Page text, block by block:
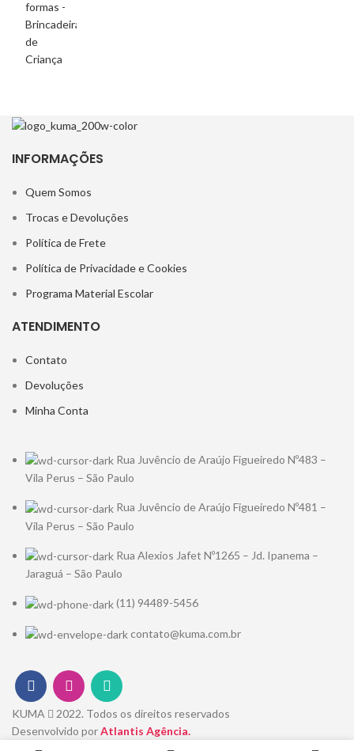
INFORMAÇÕES
Quem Somos
Trocas e Devoluções
Política de Frete
Política de Privacidade e Cookies
Programa Material Escolar
ATENDIMENTO
Contato
Devoluções
Minha Conta
Rua Juvêncio de Araújo Figueiredo Nº483 –
Vila Perus – São Paulo
Rua Juvêncio de Araújo Figueiredo Nº481 –
Vila Perus – São Paulo
Rua Alexios Jafet Nº1265 – Jd. Ipanema –
Jaraguá – São Paulo
(11) 94489-5456
contato@kuma.com.br
KUMA
2022. Todos os direitos reservados
Desenvolvido porAtlantis Agência.